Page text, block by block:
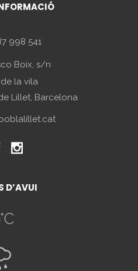
998 541
Boix, s/n
la vila
Lillet, Barcelona
D’AVUI
°C